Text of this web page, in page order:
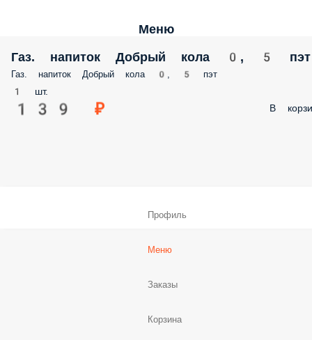
Меню
Газ. напиток Добрый кола 0, 5 пэт
Газ. напиток Добрый кола 0, 5 пэт
1 шт.
139 ₽ В
Профиль
Меню
Заказы
Корзина